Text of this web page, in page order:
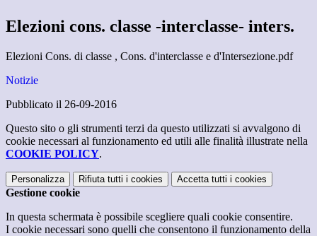
Elezioni cons. classe -interclasse- inters.
Elezioni Cons. di classe , Cons. d'interclasse e d'Intersezione.pdf
Notizie
Pubblicato il 26-09-2016
Questo sito o gli strumenti terzi da questo utilizzati si avvalgono di
cookie necessari al funzionamento ed utili alle finalità illustrate nella
COOKIE POLICY.
Personalizza Rifiuta tutti i cookies Accetta tutti i cookies
Gestione cookie
In questa schermata è possibile scegliere quali cookie consentire.
I cookie necessari sono quelli che consentono il funzionamento della